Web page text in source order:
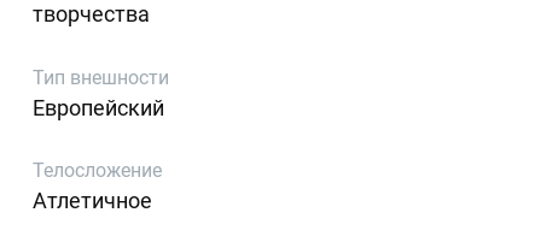
творчества
Тип внешности
Европейский
Телосложение
Атлетичное